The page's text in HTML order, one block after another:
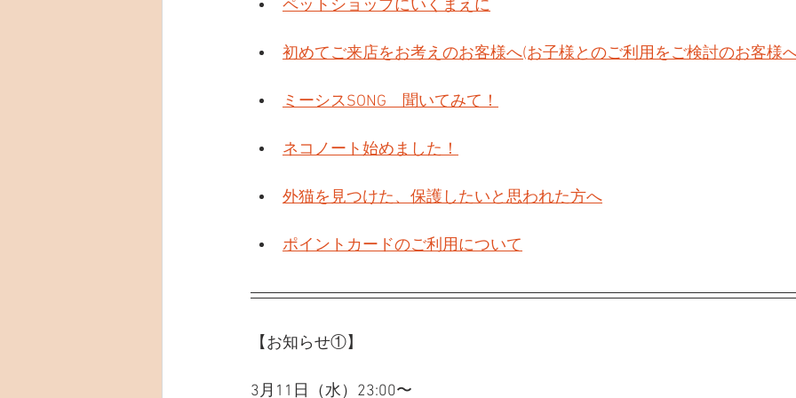
ペットショップにいくまえに
初めてご来店をお考えのお客様へ(お子様とのご利用をご検討のお客様
ミーシスSONG　聞いてみて！
ネコノート始めました！
外猫を見つけた、保護したいと思われた方へ
ポイントカードのご利用について
【お知らせ①】
3月11日（水）23:00〜